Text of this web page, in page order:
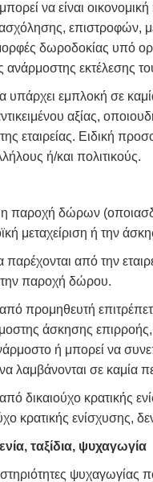
να είναι
επιστροφών,
δωροδοκίας υπό
εκτέλεσης
υπάρχει εμπλοκή σε
αξίας,
εταιρείας. Ειδική
ή/και πολιτικούς.
η παροχή δώρων
μεταχείριση ή την
από την
την παροχή δώρου.
προμηθευτή
άσκησης επιρροής,
ή μπορεί να
να λαμβάνονται σε
δικαιούχο κρατικής
κρατικής ενίσχυσης,
ταξίδια, ψυχαγωγία
ψυχαγωγίας